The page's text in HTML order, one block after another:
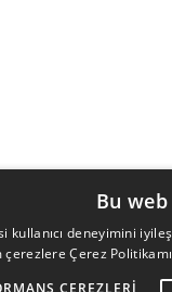
Bu
kullanıcı deneyimini
çerezlere Çerez
ÇEREZLERI